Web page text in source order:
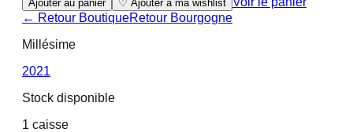
Ajouter au panier ♡ Ajouter à ma wishlist
← Retour BoutiqueRetour Bourgogne
Millésime
2021
Stock disponible
1 caisse